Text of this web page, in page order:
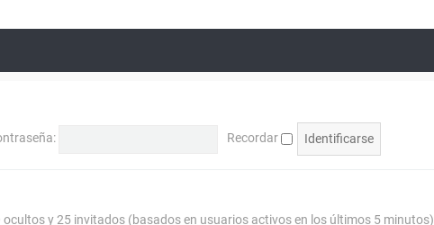
Recordar
y 25 invitados (basados en usuarios activos en los últimos 5 minutos)